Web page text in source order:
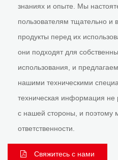
знаниях и опыте. Мы
пользователям тщательно и
продукты перед их
они подходят для
использования, и
нашими техническими
техническая информация не
с нашей стороны, и поэтому
ответственности.
Свяжитесь с нами